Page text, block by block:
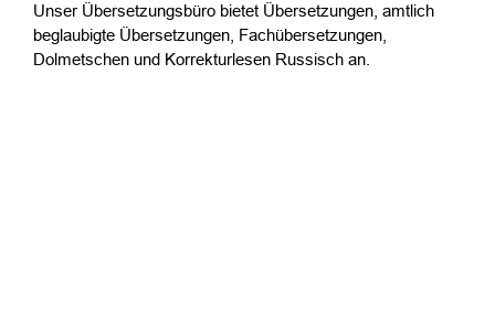
Unser Übersetzungsbüro bietet Übersetzungen, amtlich
beglaubigte Übersetzungen, Fachübersetzungen,
Dolmetschen und Korrekturlesen Russisch an.